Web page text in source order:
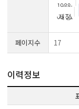
1988-
05-31
제정
페이지수 17
이력정보